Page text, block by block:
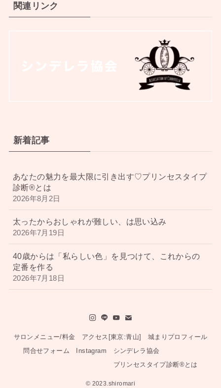
関連リンク
新着記事
あなたの魅力を最大限に引き出す♡プリンセスタイプ
診断®︎とは
2026年8月2日
太ったからおしゃれが難しい、は思い込み
2026年7月19日
40歳からは「私らしい色」を見つけて、これからの
定番を作る
2026年7月18日
サロンメニュー/料金 アクセス[東京:青山]
城まりプロフィール
問合せフォーム
Instagram
シンデレラ協会
プリンセスタイプ診断®︎とは
© 2023.shiromari